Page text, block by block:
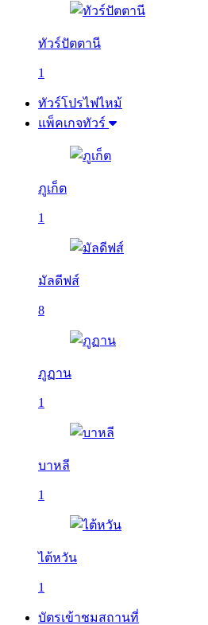
ทัวร์ปัตตานี
1
ทัวร์โปรไฟไหม้
แพ็คเกจทัวร์
ภูเก็ต
1
มัลดีฟส์
8
ภูฏาน
1
บาหลี
1
ไต้หวัน
1
บัตรเข้าชมสถานที่